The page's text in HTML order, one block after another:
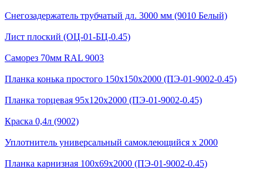
Снегозадержатель трубчатый дл. 3000 мм (9010 Белый)
Лист плоский (ОЦ-01-БЦ-0.45)
Саморез 70мм RAL 9003
Планка конька простого 150х150х2000 (ПЭ-01-9002-0.45)
Планка торцевая 95х120х2000 (ПЭ-01-9002-0.45)
Краска 0,4л (9002)
Уплотнитель универсальный самоклеющийся х 2000
Планка карнизная 100х69х2000 (ПЭ-01-9002-0.45)